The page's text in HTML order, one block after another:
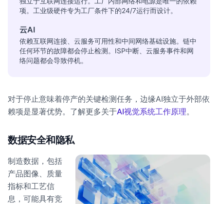
项。工业级硬件专为工厂条件下的24/7运行而设计。
云AI
依赖互联网连接、云服务可用性和中间网络基础设施。链中
任何环节的故障都会停止检测。ISP中断、云服务事件和网
络问题都会导致停机。
对于停止意味着停产的关键检测任务，边缘AI独立于外部依
赖项是显著优势。了解更多关于AI视觉系统工作原理。
数据安全和隐私
制造数据，包括
产品图像、质量
指标和工艺信
息，可能具有竞